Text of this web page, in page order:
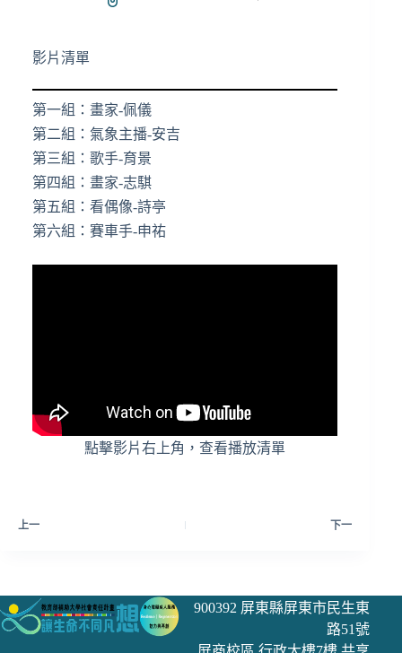
影片清單
第一組：畫家-佩儀
第二組：氣象主播-安吉
第三組：歌手-育景
第四組：畫家-志騏
第五組：看偶像-詩亭
第六組：賽車手-申祐
點擊影片右上角，查看播放清單
上一 下一
900392 屏東縣屏東市民生東
路51號